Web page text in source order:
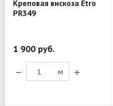
Креповая вискоза Etro
PR349
1 900 руб.
м